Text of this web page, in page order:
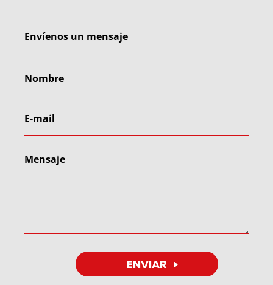
Envíenos un mensaje
ENVIAR